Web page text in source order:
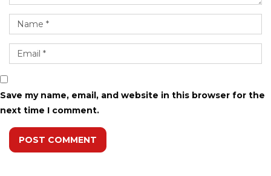
Save my name, email, and website in this browser for the
next time I comment.
POST COMMENT